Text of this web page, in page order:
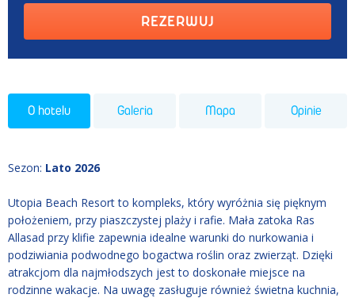
REZERWUJ
O hotelu Galeria Mapa Opinie
Sezon: Lato 2026
Utopia Beach Resort to kompleks, który wyróżnia się pięknym
położeniem, przy piaszczystej plaży i rafie. Mała zatoka Ras
Allasad przy klifie zapewnia idealne warunki do nurkowania i
podziwiania podwodnego bogactwa roślin oraz zwierząt. Dzięki
atrakcjom dla najmłodszych jest to doskonałe miejsce na
rodzinne wakacje. Na uwagę zasługuje również świetna kuchnia,